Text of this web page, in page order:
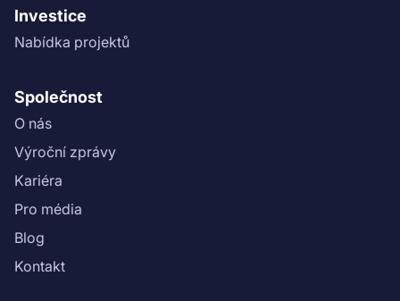
Investice
Nabídka projektů
Společnost
O nás
Výroční zprávy
Kariéra
Pro média
Blog
Kontakt